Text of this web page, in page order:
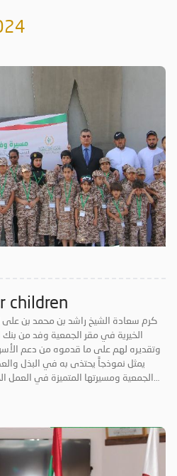
children
كرم سعادة الشيخ راشد بن محمد بن على
الخيرية في مقر الجمعية وفد من
وتقديره لهم على ما قدموه من دعم
يمثل نموذجاً يحتذى به في البذل
الجمعية ومسيرتها المتميزة في العمل
مستودعات الجمعية والمعرض